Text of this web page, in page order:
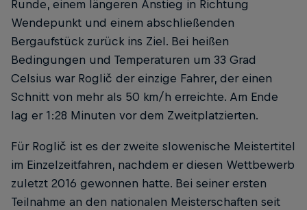
Runde, einem längeren Anstieg in Richtung
Wendepunkt und einem abschließenden
Bergaufstück zurück ins Ziel. Bei heißen
Bedingungen und Temperaturen um 33 Grad
Celsius war Roglič der einzige Fahrer, der einen
Schnitt von mehr als 50 km/h erreichte. Am Ende
lag er 1:28 Minuten vor dem Zweitplatzierten.
Für Roglič ist es der zweite slowenische Meistertitel
im Einzelzeitfahren, nachdem er diesen Wettbewerb
zuletzt 2016 gewonnen hatte. Bei seiner ersten
Teilnahme an den nationalen Meisterschaften seit